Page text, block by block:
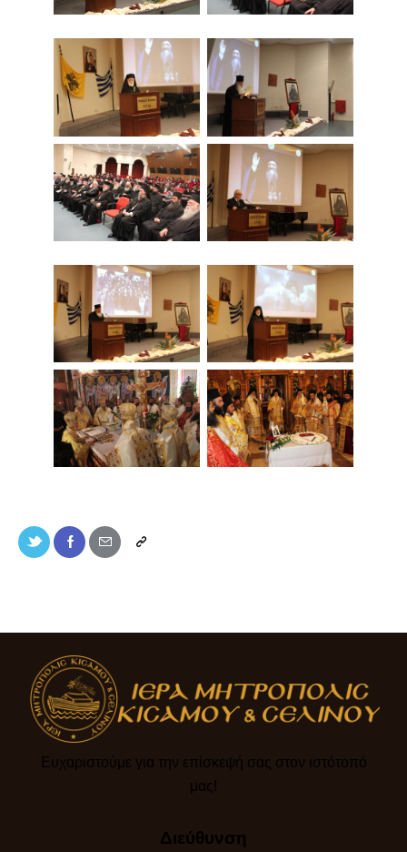
Ευχαριστούμε για την επίσκεψή σας στον ιστότοπό
μας!​
Διεύθυνση